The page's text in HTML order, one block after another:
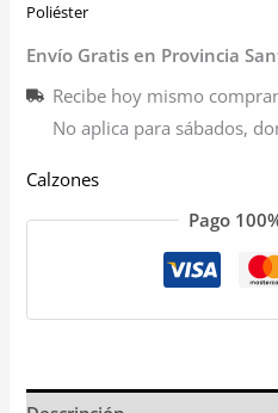
Poliéster
Envío Gratis en Provincia
Recibe hoy mismo
No aplica para sábados,
Calzones
Pago